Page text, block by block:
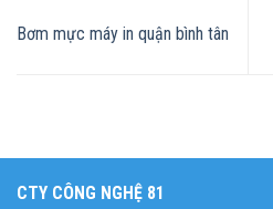
Bơm mực máy in quận bình tân
CTY CÔNG NGHỆ 81